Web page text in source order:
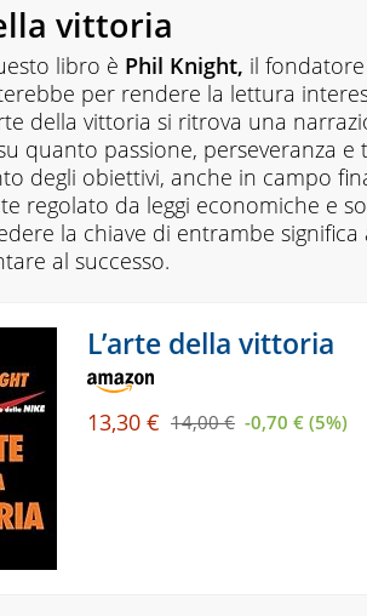
vittoria
libro è Phil Knight, il
per rendere la lettura
della vittoria si ritrova una
quanto passione, perseveranza
degli obiettivi, anche in campo
regolato da leggi economiche e
la chiave di entrambe
al successo.
L’arte della vittoria
13,30 € 14,00 € -0,70 € (5%)